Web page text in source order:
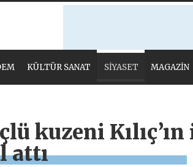
KÜLTÜR SANAT SİYASET MAGAZİN
kuzeni
attı